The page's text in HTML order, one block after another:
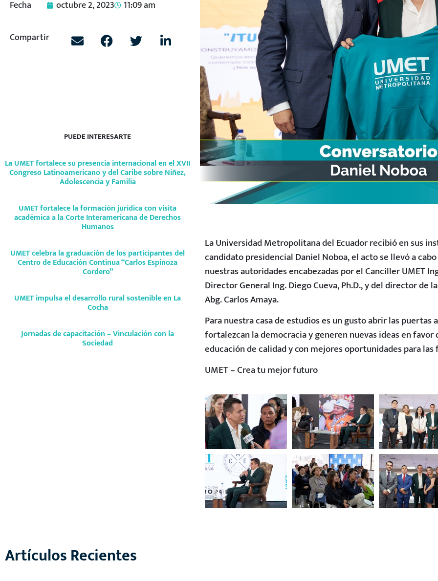
Fecha octubre 2, 2023 11:09 am
Compartir
PUEDE INTERESARTE
La UMET fortalece su presencia internacional en el XVII
Congreso Latinoamericano y del Caribe sobre Niñez,
Adolescencia y Familia
UMET fortalece la formación jurídica con visita
académica a la Corte Interamericana de Derechos
Humanos
UMET celebra la graduación de los participantes del
Centro de Educación Continua “Carlos Espinoza
Cordero”
UMET impulsa el desarrollo rural sostenible en La
Cocha
Jornadas de capacitación – Vinculación con la
Sociedad
La Universidad Metropolitana del Ecuador recibió en sus
candidato presidencial Daniel Noboa, el acto se llevó a
nuestras autoridades encabezadas por el Canciller UMET
Director General Ing. Diego Cueva, Ph.D., y del director de
Abg. Carlos Amaya.
Para nuestra casa de estudios es un gusto abrir las puertas
fortalezcan la democracia y generennuevas ideas en favor
educación de calidad y con mejores oportunidades para
UMET – Crea tu mejor futuro
Artículos Recientes